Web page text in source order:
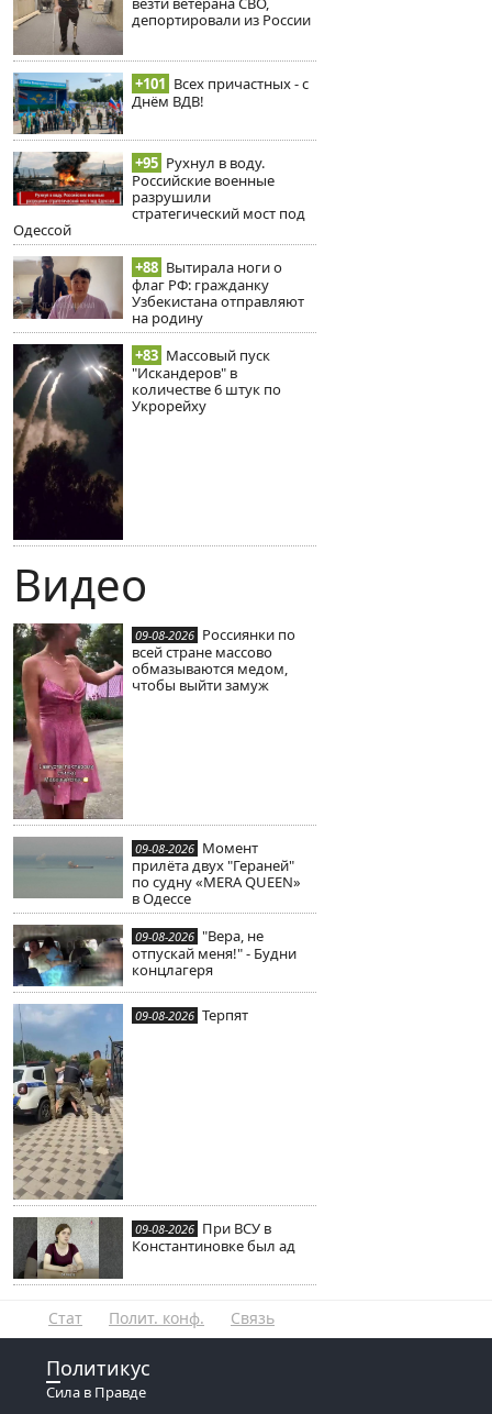
депортировали из России
+101 Всех причастных - с
Днём ВДВ!
+95 Рухнул в воду.
Российские военные
разрушили
стратегический мост под
Одессой
+88 Вытирала ноги о
флаг РФ: гражданку
Узбекистана отправляют
на родину
+83 Массовый пуск
"Искандеров" в
количестве 6 штук по
Укрорейху
Видео
09-08-2026 Россиянки по
всей стране массово
обмазываются медом,
чтобы выйти замуж
09-08-2026 Момент
прилёта двух "Гераней"
по судну «MERA QUEEN»
в Одессе
09-08-2026 "Вера, не
отпускай меня!" - Будни
концлагеря
09-08-2026 Терпят
09-08-2026 При ВСУ в
Константиновке был ад
Стат Полит. конф. Связь
Политикус
Сила в Правде